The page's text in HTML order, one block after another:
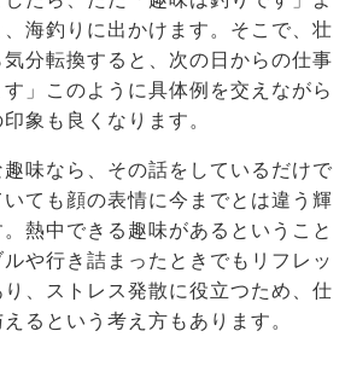
海釣りに出かけます。そこで、壮
分転換すると、次の日からの仕事
」このように具体例を交えながら
象も良くなります。
味なら、その話をしているだけで
ても顔の表情に今までとは違う輝
熱中できる趣味があるということ
や行き詰まったときでもリフレッ
、ストレス発散に役立つため、仕
るという考え方もあります。